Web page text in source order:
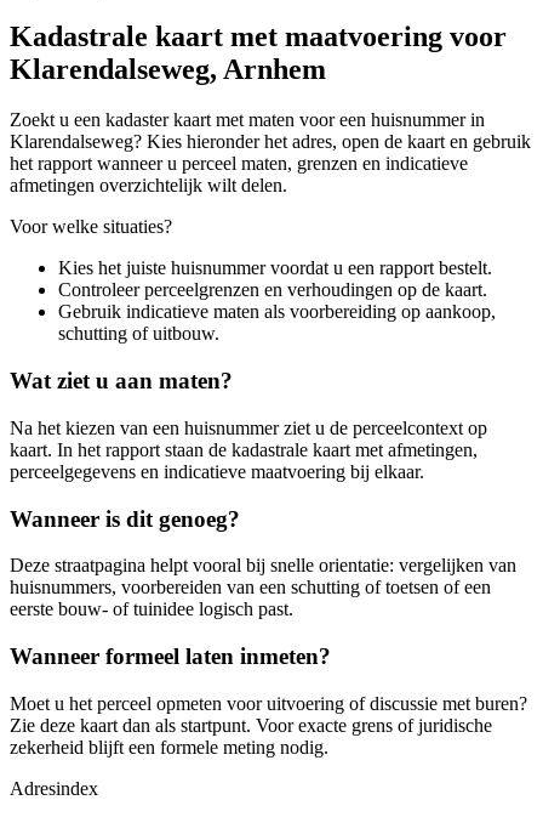
Kadastrale kaart met maatvoering voor
Klarendalseweg, Arnhem
Zoekt u een kadaster kaart met maten voor een huisnummer in
Klarendalseweg? Kies hieronder het adres, open de kaart en gebruik
het rapport wanneer u perceel maten, grenzen en indicatieve
afmetingen overzichtelijk wilt delen.
Voor welke situaties?
Kies het juiste huisnummer voordat u een rapport bestelt.
Controleer perceelgrenzen en verhoudingen op de kaart.
Gebruik indicatieve maten als voorbereiding op aankoop,
schutting of uitbouw.
Wat ziet u aan maten?
Na het kiezen van een huisnummer ziet u de perceelcontext op
kaart. In het rapport staan de kadastrale kaart met afmetingen,
perceelgegevens en indicatieve maatvoering bij elkaar.
Wanneer is dit genoeg?
Deze straatpagina helpt vooral bij snelle orientatie: vergelijken van
huisnummers, voorbereiden van een schutting of toetsen of een
eerste bouw- of tuinidee logisch past.
Wanneer formeel laten inmeten?
Moet u het perceel opmeten voor uitvoering of discussie met buren?
Zie deze kaart dan als startpunt. Voor exacte grens of juridische
zekerheid blijft een formele meting nodig.
Adresindex